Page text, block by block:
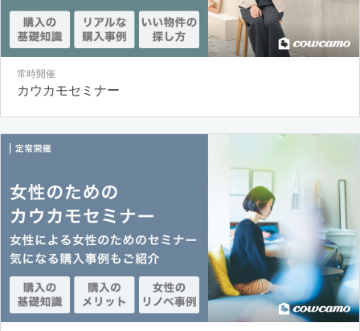
常時開催
カウカモセミナー